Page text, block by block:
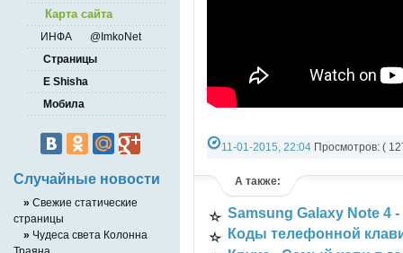
11-01-2015, 22:04 Просмотров: (
А также:
Samsung Galaxy Note
Коды телефонной
Карта сайта
ИНФА
@ImkoNet
Страницы
E Shisha
Мобила
Случайные новости
» Свежие статические
страницы
» Чудеса света Колонна